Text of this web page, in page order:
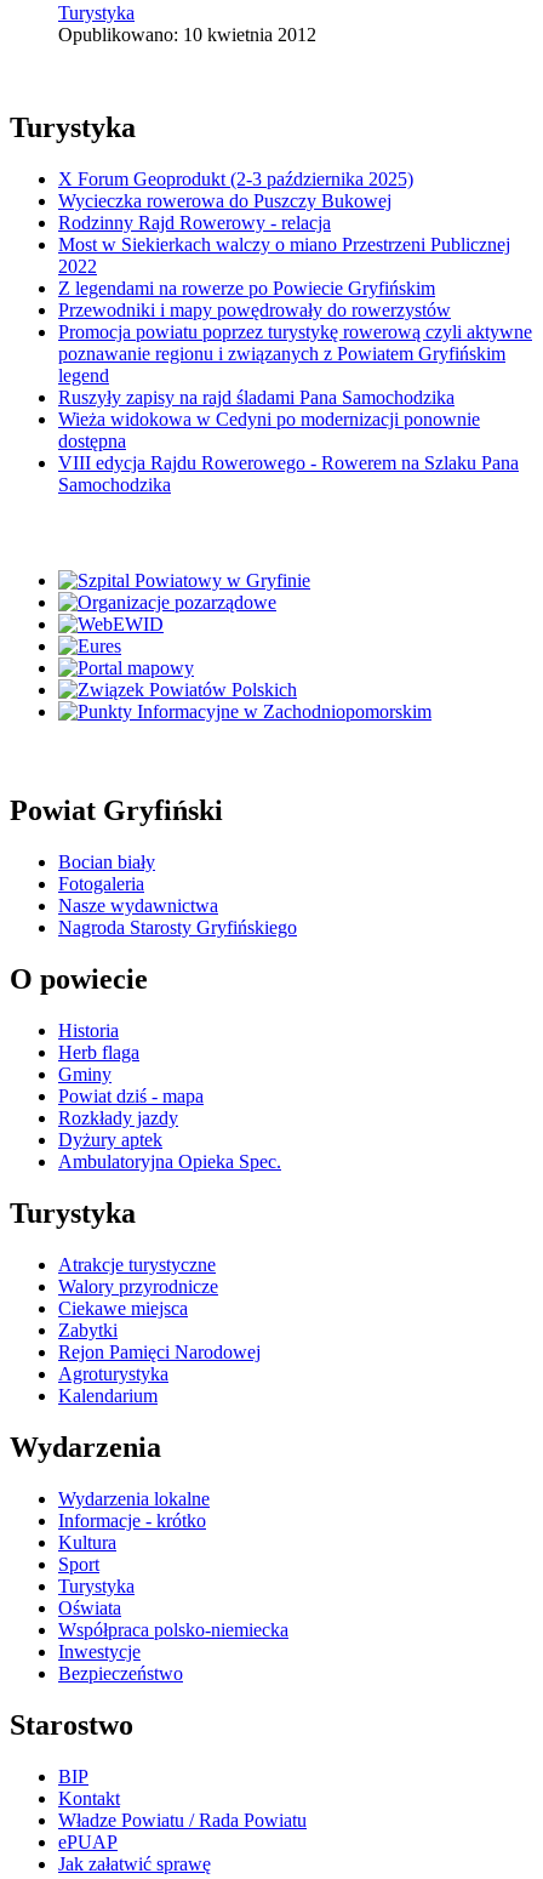
Turystyka
Opublikowano: 10 kwietnia 2012
Turystyka
X Forum Geoprodukt (2-3 października 2025)
Wycieczka rowerowa do Puszczy Bukowej
Rodzinny Rajd Rowerowy - relacja
Most w Siekierkach walczy o miano Przestrzeni Publicznej
2022
Z legendami na rowerze po Powiecie Gryfińskim
Przewodniki i mapy powędrowały do rowerzystów
Promocja powiatu poprzez turystykę rowerową czyli aktywne
poznawanie regionu i związanych z Powiatem Gryfińskim
legend
Ruszyły zapisy na rajd śladami Pana Samochodzika
Wieża widokowa w Cedyni po modernizacji ponownie
dostępna
VIII edycja Rajdu Rowerowego - Rowerem na Szlaku Pana
Samochodzika
Powiat Gryfiński
Bocian biały
Fotogaleria
Nasze wydawnictwa
Nagroda Starosty Gryfińskiego
O powiecie
Historia
Herb flaga
Gminy
Powiat dziś - mapa
Rozkłady jazdy
Dyżury aptek
Ambulatoryjna Opieka Spec.
Turystyka
Atrakcje turystyczne
Walory przyrodnicze
Ciekawe miejsca
Zabytki
Rejon Pamięci Narodowej
Agroturystyka
Kalendarium
Wydarzenia
Wydarzenia lokalne
Informacje - krótko
Kultura
Sport
Turystyka
Oświata
Współpraca polsko-niemiecka
Inwestycje
Bezpieczeństwo
Starostwo
BIP
Kontakt
Władze Powiatu / Rada Powiatu
ePUAP
Jak załatwić sprawę